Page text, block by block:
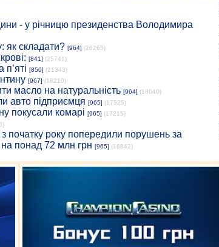
- у річницю президенства Володимира
як складати? [964] (26265)
[841] (25741)
[850] (21343)
[967] (18210)
масло на натуральність [964] (18040)
авто підприємця [965] (17525)
покусали комарі [965] (17215)
початку року попередили порушень за
понад 72 млн грн [965] (16842)